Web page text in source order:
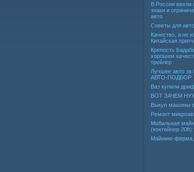
В России
знаки и
авто
Советы для
Качество, а не
Китайская
Крепость
хорошем
трейлер
Лучшее авто
АВТО-ПОДБОР
Ваз купили
ВОТ ЗАЧЕМ
Выкуп машины
Ремонт
Мобильная
(контейнер 20ft)
Майнинг-ферма,